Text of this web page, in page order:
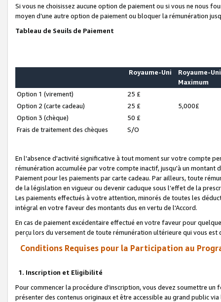
Si vous ne choisissez aucune option de paiement ou si vous ne nous
moyen d’une autre option de paiement ou bloquer la rémunération
Tableau de Seuils de Paiement
Royaume-Uni
Royaume-Uni
Maximum
Option 1 (virement)
25 £
Option 2 (carte cadeau)
25 £
5,000£
Option 3 (chèque)
50 £
Frais de traitement des chèques
S/O
En l'absence d'activité significative à tout moment sur votre compte
rémunération accumulée par votre compte inactif, jusqu'à un montant
Paiement pour les paiements par carte cadeau. Par ailleurs, toute
de la législation en vigueur ou devenir caduque sous l’effet de la
Les paiements effectués à votre attention, minorés de toutes les
intégral en votre faveur des montants dus en vertu de l'Accord.
En cas de paiement excédentaire effectué en votre faveur pour
perçu lors du versement de toute rémunération ultérieure qui vous est
Conditions Requises pour la Participation au
1. Inscription et Eligibilité
Pour commencer la procédure d’inscription, vous devez soumettre
présenter des contenus originaux et être accessible au grand public